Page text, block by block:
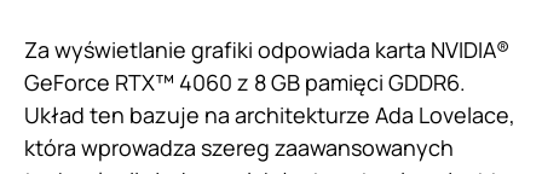
Za wyświetlanie grafiki odpowiada karta NVIDIA®
GeForce RTX™ 4060 z 8 GB pamięci GDDR6.
Układ ten bazuje na architekturze Ada Lovelace,
która wprowadza szereg zaawansowanych